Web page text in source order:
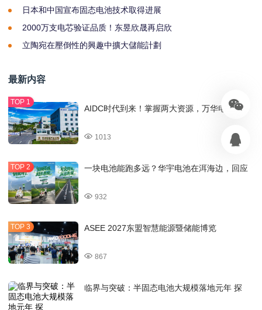
日本和中国宣布固态电池技术取得进展
2000万支电芯验证品质！东昱欣晟再启欣
立陶宛在壓倒性的興趣中擴大儲能計劃
最新内容
AIDC时代到来！掌握两大资源，万华电池
1013
一块电池能跑多远？华宇电池在洱海边，回应
932
ASEE 2027东盟智慧能源暨储能博览
867
临界与突破：半固态电池大规模落地元年 探